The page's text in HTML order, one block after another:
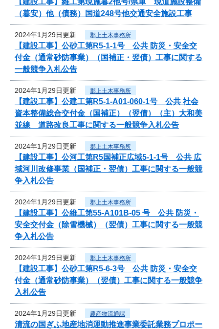
（暮安）他（債務）国道248号他交通安全施設工事
2024年1月29日更新 郡上土木事務所
【建設工事】公砂工第R5-1-1号 公共 防災・安全交
付金（通常砂防事業）（国補正・翌債）工事に関する
一般競争入札公告
2024年1月29日更新 郡上土木事務所
【建設工事】公建工第R5-1-A01-060-1号 公共 社会
資本整備総合交付金（国補正）（翌債）（主）大和美
並線 道路改良工事に関する一般競争入札公告
2024年1月29日更新 郡上土木事務所
【建設工事】公河工第R5国補正広域5-1-1号 公共 広
域河川改修事業（国補正・翌債）工事に関する一般競
争入札公告
2024年1月29日更新 郡上土木事務所
【建設工事】公維工第55-A101B-05 号 公共 防災・
安全交付金（除雪機械）（翌債）工事に関する一般競
争入札公告
2024年1月29日更新 郡上土木事務所
【建設工事】公砂工第R5-6-3号 公共 防災・安全交
付金（通常砂防事業）（翌債）工事に関する一般競争
入札公告
2024年1月29日更新 農産物流通課
清流の国ぎふ地産地消運動推進事業委託業務プロポー